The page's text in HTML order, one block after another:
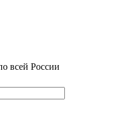
всей России